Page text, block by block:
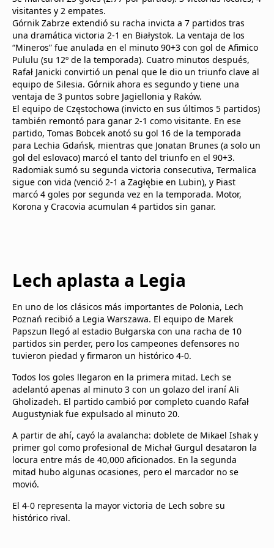
visitantes y 2 empates.
Górnik Zabrze extendió su racha invicta a 7 partidos tras
una dramática victoria 2-1 en Białystok. La ventaja de los
“Mineros” fue anulada en el minuto 90+3 con gol de Afimico
Pululu (su 12º de la temporada). Cuatro minutos después,
Rafał Janicki convirtió un penal que le dio un triunfo clave al
equipo de Silesia. Górnik ahora es segundo y tiene una
ventaja de 3 puntos sobre Jagiellonia y Raków.
El equipo de Częstochowa (invicto en sus últimos 5 partidos)
también remontó para ganar 2-1 como visitante. En ese
partido, Tomas Bobcek anotó su gol 16 de la temporada
para Lechia Gdańsk, mientras que Jonatan Brunes (a solo un
gol del eslovaco) marcó el tanto del triunfo en el 90+3.
Radomiak sumó su segunda victoria consecutiva, Termalica
sigue con vida (venció 2-1 a Zagłębie en Lubin), y Piast
marcó 4 goles por segunda vez en la temporada. Motor,
Korona y Cracovia acumulan 4 partidos sin ganar.
Lech aplasta a Legia
En uno de los clásicos más importantes de Polonia, Lech
Poznań recibió a Legia Warszawa. El equipo de Marek
Papszun llegó al estadio Bułgarska con una racha de 10
partidos sin perder, pero los campeones defensores no
tuvieron piedad y firmaron un histórico 4-0.
Todos los goles llegaron en la primera mitad. Lech se
adelantó apenas al minuto 3 con un golazo del iraní Ali
Gholizadeh. El partido cambió por completo cuando Rafał
Augustyniak fue expulsado al minuto 20.
A partir de ahí, cayó la avalancha: doblete de Mikael Ishak y
primer gol como profesional de Michał Gurgul desataron la
locura entre más de 40,000 aficionados. En la segunda
mitad hubo algunas ocasiones, pero el marcador no se
movió.
El 4-0 representa la mayor victoria de Lech sobre su
histórico rival.